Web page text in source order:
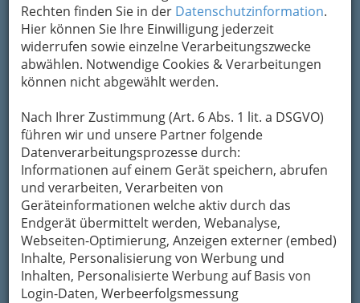
Rechten finden Sie in der Datenschutzinformation.
Hier können Sie Ihre Einwilligung jederzeit
widerrufen sowie einzelne Verarbeitungszwecke
abwählen. Notwendige Cookies & Verarbeitungen
können nicht abgewählt werden.
Nach Ihrer Zustimmung (Art. 6 Abs. 1 lit. a DSGVO)
führen wir und unsere Partner folgende
Datenverarbeitungsprozesse durch:
Informationen auf einem Gerät speichern, abrufen
und verarbeiten, Verarbeiten von
Geräteinformationen welche aktiv durch das
Endgerät übermittelt werden, Webanalyse,
Webseiten-Optimierung, Anzeigen externer (embed)
Inhalte, Personalisierung von Werbung und
Inhalten, Personalisierte Werbung auf Basis von
Login-Daten, Werbeerfolgsmessung
Unzähligekulturelle Veranstaltungen in der
steirischen Landeshauptstadt
jedes Jahr aufs Neue Jung und Alt.
Da ist es oft schwierig, den Überblick zu
behalten. Was Sie unterVeranstaltungen
INFOGRAZ.at nicht finden, haben andere
vielleicht für Sie gefunden.
Daher bieten kulturelle Einrichtungen und
VereineEventkalenderund
Kulturdatenbankenan und versuchen so, ein
wenig Licht in den Termindschungel
bringen.